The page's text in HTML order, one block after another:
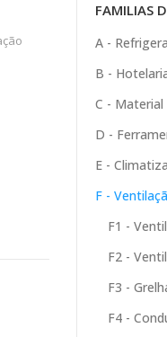
FAMILIAS
A -
B -
C -
D -
E -
F -
F1 -
F2 -
F3 -
F4 -